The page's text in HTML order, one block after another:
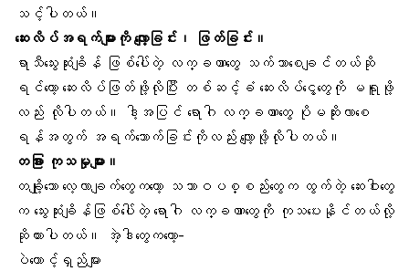
သင့်ပါတယ်။
ဆေးလိပ်အရက်များကို လျော့ခြင်း၊ ဖြတ်ခြင်း။
ရာသီသွေးဆုံးချိန် ဖြစ်ပေါ်တဲ့ လက္ခဏာတွေ သက်သာစေချင်တယ်ဆို
ရင်တော့ ဆေးလိပ်ဖြတ်ဖို့လိုပြီး တစ်ဆင့်ခံ ဆေးလိပ်ငွေ့တွေကို မရူဖို့
လည်း လိုပါတယ်။ ဒါ့အပြင် ရောဂါ လက္ခဏာတွေ ပိုမဆိုးလာစေ
ရန်အတွက် အရက်သောက်ခြင်းကိုလည်း လျော့ဖို့လိုပါတယ်။
တခြား ကုသမှုများ။
တချို့သော လေ့လာချက်တွေကတော့ သဘာဝပစ္စည်းတွေက ထွက်တဲ့ ဆေးဝါးတွေ
က သွေးဆုံးချိန်ဖြစ်ပေါ်တဲ့ ရောဂါ လက္ခဏာတွေကို ကုသပေးနိုင်တယ်လို့
ဆိုထားပါတယ်။ အဲ့ဒါတွေကတော့-
ပဲတောင့်ရှည်များ